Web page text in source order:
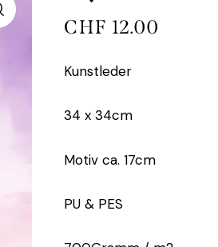
CHF 12.00
Kunstleder
34 x 34cm
Motiv ca. 17cm
PU & PES